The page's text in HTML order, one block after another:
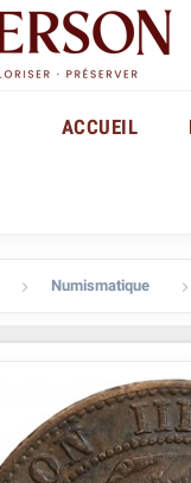
ACCUEIL
 Numismatique 